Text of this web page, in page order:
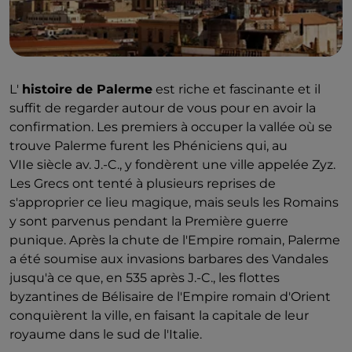
L' histoire de Palerme est riche et fascinante et il
suffit de regarder autour de vous pour en avoir la
confirmation. Les premiers à occuper la vallée où se
trouve Palerme furent les Phéniciens qui, au
VIIe siècle av. J.-C., y fondèrent une ville appelée Zyz.
Les Grecs ont tenté à plusieurs reprises de
s'approprier ce lieu magique, mais seuls les Romains
y sont parvenus pendant la Première guerre
punique. Après la chute de l'Empire romain, Palerme
a été soumise aux invasions barbares des Vandales
jusqu'à ce que, en 535 après J.-C., les flottes
byzantines de Bélisaire de l'Empire romain d'Orient
conquièrent la ville, en faisant la capitale de leur
royaume dans le sud de l'Italie.